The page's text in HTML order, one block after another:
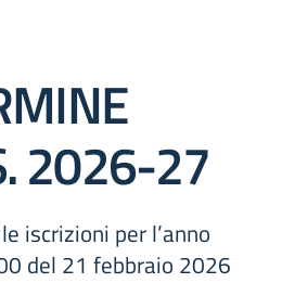
2026-27
iscrizioni per l’anno
del 21 febbraio 2026